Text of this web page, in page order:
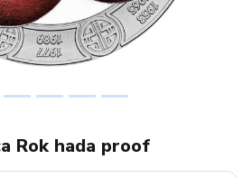
Rok hada proof